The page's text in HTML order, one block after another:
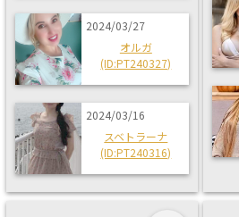
2024/03/27
オルガ
(ID:PT240327)
2024/03/16
スベトラーナ
(ID:PT240316)